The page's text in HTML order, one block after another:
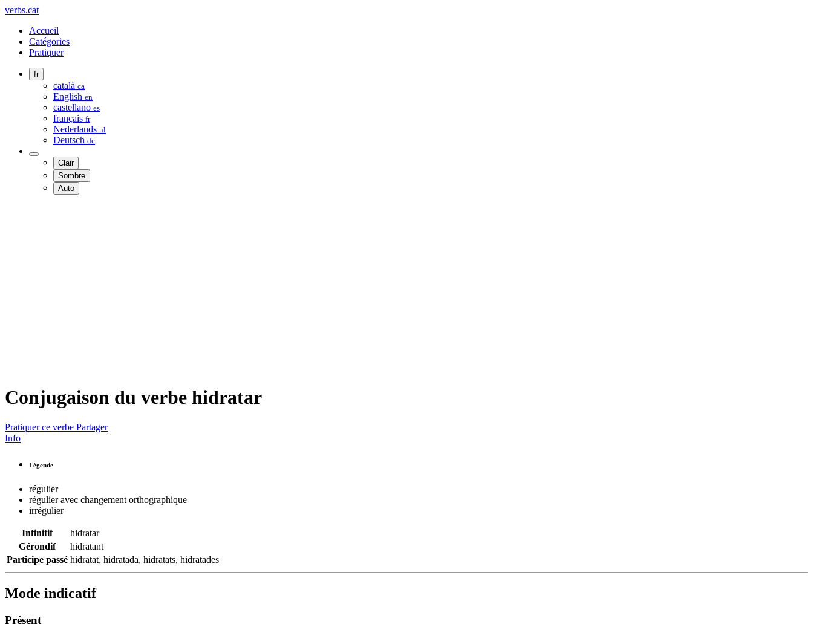
verbs.cat
Accueil
Catégories
Pratiquer
fr
català ca
English en
castellano es
français fr
Nederlands nl
Deutsch de
Clair
Sombre
Auto
Conjugaison du verbe hidratar
Pratiquer ce verbe Partager
Info
Légende
régulier
régulier avec changement orthographique
irrégulier
Infinitif
hidratar
Gérondif
hidratant
Participe passé hidratat, hidratada, hidratats, hidratades
Mode indicatif
Présent